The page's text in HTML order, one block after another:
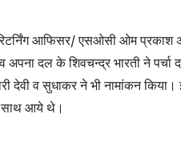
आफिसर/ एसओसी ओम प्रकाश
अपना दल के शिवचन्द्र भारती ने
देवी व सुधाकर ने भी नामांकन
साथ आये थे।